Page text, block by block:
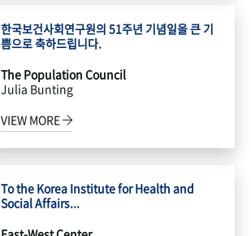
한국보건사회연구원의 51주년 기념일을 큰 기
쁨으로 축하드립니다.
The Population Council
Julia Bunting
VIEW MORE
To the Korea Institute for Health and
Social Affairs...